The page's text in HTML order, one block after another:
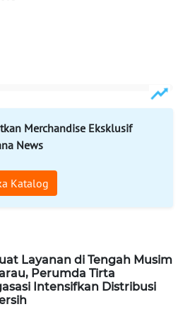
Merchandise Eksklusif
News
Katalog
Layanan di Tengah Musim
Perumda Tirta
Intensifkan Distribusi